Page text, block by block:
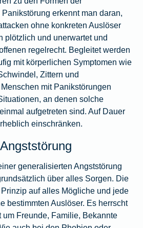
erkennt man daran,
ohne konkreten Auslöser
plötzlich und unerwartet und
regelrecht. Begleitet werden
mit körperlichen Symptomen wie
Zittern und
mit Panikstörungen
an denen solche
aufgetreten sind. Auf Dauer
einschränken.
generalisierten Angststörung
über alles Sorgen. Die
auf alles Mögliche und jede
bestimmten Auslöser. Es herrscht
um Freunde, Familie, Bekannte